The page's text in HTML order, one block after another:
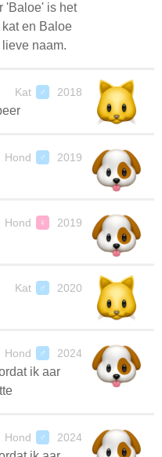
'Baloe' is het
en Baloe
naam.
Kat ♂ 2018
Hond ♂ 2019
Hond ♀ 2019
Kat ♂ 2020
Hond ♂ 2024
ik aar
Hond ♂ 2024